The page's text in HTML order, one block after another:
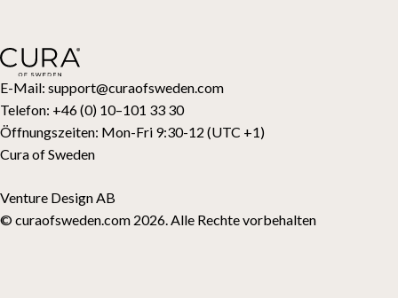
E-Mail: support@curaofsweden.com
Telefon: +46 (0) 10–101 33 30
Öffnungszeiten: Mon-Fri 9:30-12 (UTC +1)
Cura of Sweden
Venture Design AB
© curaofsweden.com 2026. Alle Rechte vorbehalten
Topper
Geschenkkarte